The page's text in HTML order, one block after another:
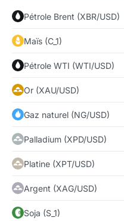
Pétrole Brent (XBR/USD)
Maïs (C_1)
Pétrole WTI (WTI/USD)
Or (XAU/USD)
Gaz naturel (NG/USD)
Palladium (XPD/USD)
Platine (XPT/USD)
Argent (XAG/USD)
Soja (S_1)